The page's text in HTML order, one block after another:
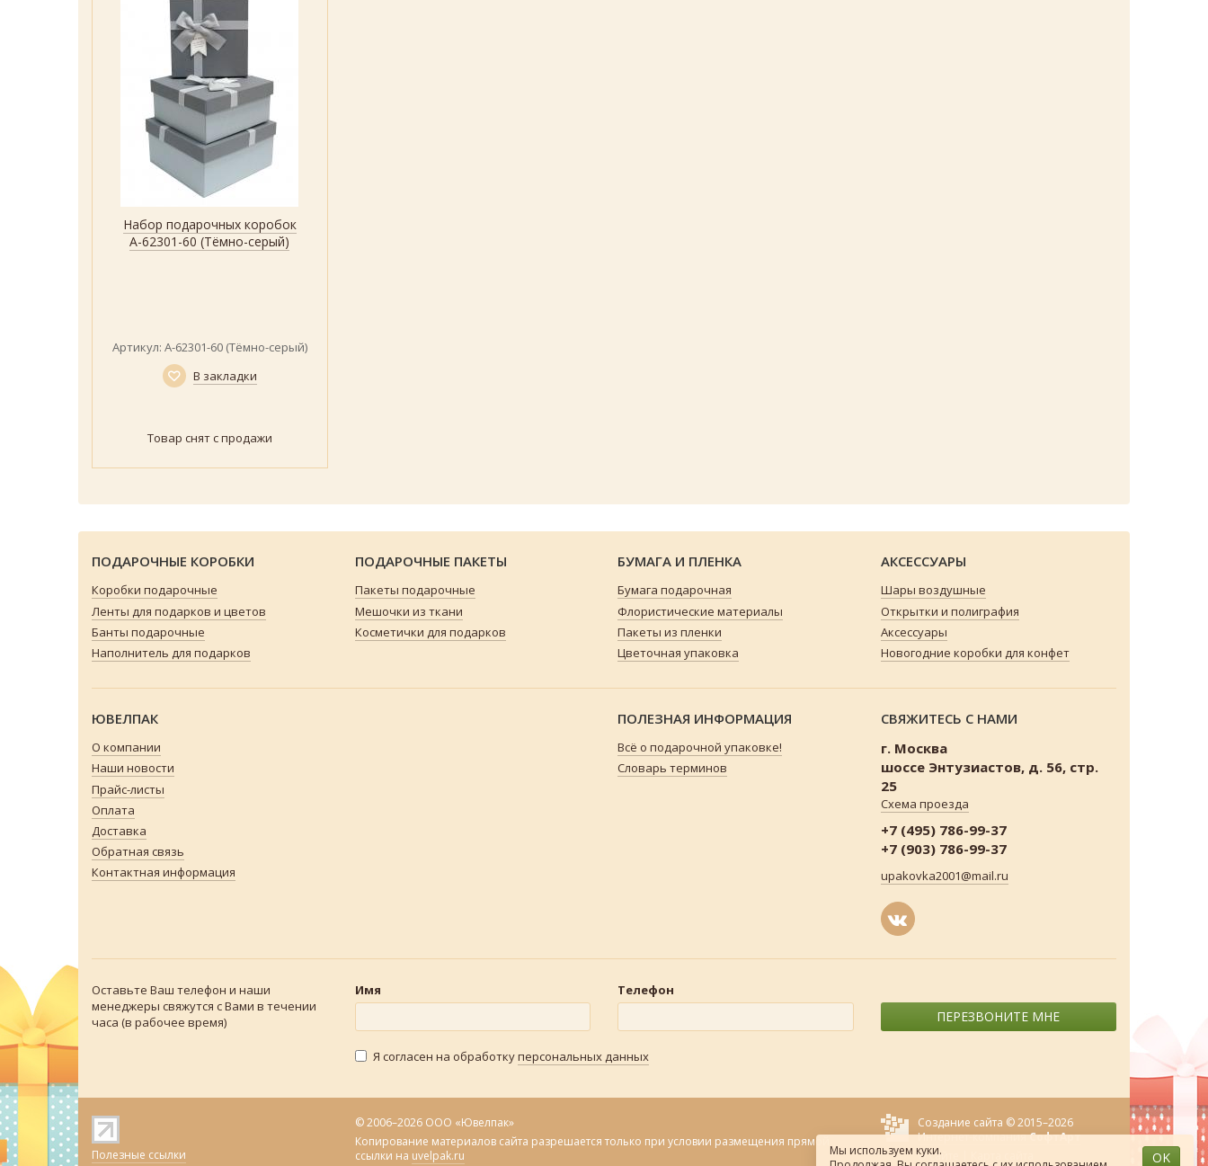
Быстрый просмотр
Показать
Набор подарочных коробок
А-62301-60 (Тёмно-серый)
Артикул: А-62301-60 (Тёмно-серый)
В закладки
Товар снят с продажи
ПОДАРОЧНЫЕ КОРОБКИ
Коробки подарочные
Ленты для подарков и цветов
Банты подарочные
Наполнитель для подарков
ПОДАРОЧНЫЕ ПАКЕТЫ
Пакеты подарочные
Мешочки из ткани
Косметички для подарков
БУМАГА И ПЛЕНКА
Бумага подарочная
Флористические материалы
Пакеты из пленки
Цветочная упаковка
АКСЕССУАРЫ
Шары воздушные
Открытки и полиграфия
Аксессуары
Новогодние коробки для конфет
ЮВЕЛПАК
О компании
Наши новости
Прайс-листы
Оплата
Доставка
Обратная связь
Контактная информация
ПОЛЕЗНАЯ ИНФОРМАЦИЯ
Всё о подарочной упаковке!
Словарь терминов
СВЯЖИТЕСЬ С НАМИ
г. Москва
шоссе Энтузиастов, д. 56, стр.
25
Схема проезда
+7 (495) 786-99-37
+7 (903) 786-99-37
upakovka2001@mail.ru
Оставьте Ваш телефон и наши
менеджеры свяжутся с Вами в течении
часа (в рабочее время)
Имя Телефон
ПЕРЕЗВОНИТЕ МНЕ
Я согласен на обработкуперсональных данных
Полезные ссылки
© 2006–2026 ООО «Ювелпак»
Копирование материалов сайта разрешается только при условии размещения прямой
ссылки на uvelpak.ru
Создание сайта © 2015–2026
Интернет-компанияСофтАрт
О сайте
Мы используем куки.
OK